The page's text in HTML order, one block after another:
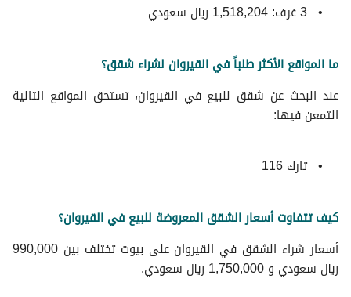
3 غرف: 1,518,204 ريال سعودي
ما المواقع الأكثر طلباً في القيروان لشراء شقق؟
عند البحث عن شقق للبيع في القيروان، تستحق المواقع التالية
التمعن فيها:
تارك 116
كيف تتفاوت أسعار الشقق المعروضة للبيع في القيروان؟
أسعار شراء الشقق في القيروان على بيوت تختلف بين 990,000
ريال سعودي و 1,750,000 ريال سعودي.